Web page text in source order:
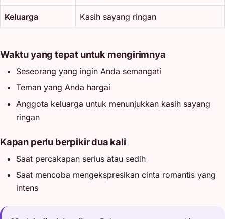
Keluarga Kasih sayang ringan
Waktu yang tepat untuk mengirimnya
Seseorang yang ingin Anda semangati
Teman yang Anda hargai
Anggota keluarga untuk menunjukkan kasih sayang
ringan
Kapan perlu berpikir dua kali
Saat percakapan serius atau sedih
Saat mencoba mengekspresikan cinta romantis yang
intens